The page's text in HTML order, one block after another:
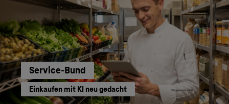
Service-Bund
Einkaufen mit KI neu gedacht